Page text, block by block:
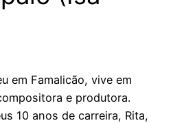
em Famalicão, vive em
e produtora.
10 anos de carreira, Rita,